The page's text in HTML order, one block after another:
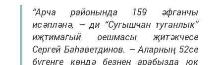
“Арча районында 159 әфганчы
исәпләнә, – ди “Сугышчан туганлык”
иҗтимагый оешмасы җитәкчесе
Сергей Баһаветдинов. – Аларның 52се
бүгенге көндә безнең арабызда юк